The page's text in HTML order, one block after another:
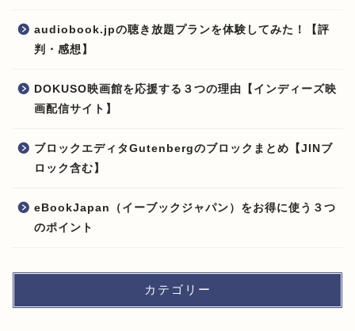
audiobook.jpの聴き放題プランを体験してみた！【評
判・感想】
DOKUSO映画館を応援する３つの理由【インディーズ映
画配信サイト】
ブロックエディタGutenbergのブロックまとめ【JINブ
ロック含む】
eBookJapan（イーブックジャパン）をお得に使う３つ
のポイント
カテゴリー